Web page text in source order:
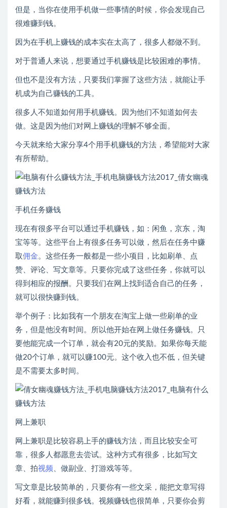
但是，当你在使用手机做一些事情的时候，你会发现自己
很难赚到钱。
因为在手机上赚钱的成本实在太高了，很多人都做不到。
对于普通人来说，想要通过手机赚钱是比较困难的事情。
但也不是没有方法，只要我们掌握了这些方法，就能让手
机成为自己赚钱的工具。
很多人不知道如何用手机赚钱。因为他们不知道如何去
做。这是因为他们对网上赚钱的理解不够全面。
今天就来给大家分享4个用手机赚钱的方法，希望能对大家
有所帮助。
手机任务赚钱
现在有很多平台可以通过手机赚钱，如：闲鱼，京东，淘
宝等等。这些平台上有很多任务可以做，然后在任务中赚
取佣金。这些任务一般都是一些小项目，比如刷单、点
赞、评论、写文章等。只要你完成了这些任务，你就可以
得到相应的报酬。只要我们在网上找到适合自己的任务，
就可以很快赚到钱。
举个例子：比如我有一个朋友在淘宝上做一些刷单的业
务，但是他没有时间。所以他开始在网上做任务赚钱。只
要他能完成一个订单，就会有20元的奖励。如果你每天能
做20个订单，就可以赚100元。这个收入也不低，但关键
是不需要太多时间。
网上兼职
网上兼职是比较容易上手的赚钱方法，而且比较安全可
靠，很多人都愿意去尝试。这种方式有很多，比如写文
章、拍视频 、做副业、打游戏等等。
写文章是比较简单的，只要你有一些文采，能把文章写得
好看，就能赚到很多钱。视频赚钱也很简单，只要你会剪